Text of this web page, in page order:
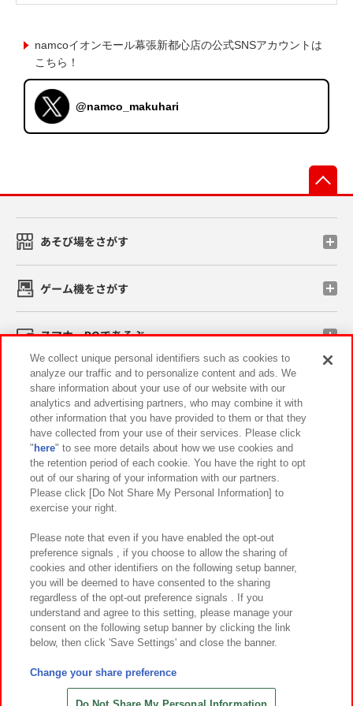
namcoイオンモール幕張新都心店の公式SNSアカウントは
こちら！
@namco_makuhari
あそび場をさがす
ゲーム機をさがす
スマホ・PCであそぶ
イベント・キャンペーン
関連会社 サステナビリティ サイトポリシー
プライバシーポリシー ウェブアクセシビリティ方針と検証結果
お取引先さまとともに
カスタマーハラスメント対応方針 よくあるご質問・お問い合わせ
©Bandai Namco Amusement Inc.
©Bandai Namco Amusement Lab Inc.
©HANAYASHIKI Co., Ltd. All Rights Reserved.
We collect unique personal identifiers such as cookies to
analyze our traffic and to personalize content and ads. We
share information about your use of our website with our
analytics and advertising partners, who may combine it with
other information that you have provided to them or that they
have collected from your use of their services. Please click
" here" to see more details about how we use cookies and
the retention period of each cookie. You have the right to opt
out of our sharing of your information with our partners.
Please click [Do Not Share My Personal Information] to
exercise your right.
Please note that even if you have enabled the opt-out
preference signals , if you choose to allow the sharing of
cookies and other identifiers on the following setup banner,
you will be deemed to have consented to the sharing
regardless of the opt-out preference signals . If you
understand and agree to this setting, please manage your
consent on the following setup banner by clicking the link
below, then click 'Save Settings' and close the banner.
Change your share preference